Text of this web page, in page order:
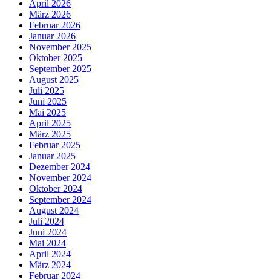
April 2026
März 2026
Februar 2026
Januar 2026
November 2025
Oktober 2025
September 2025
August 2025
Juli 2025
Juni 2025
Mai 2025
April 2025
März 2025
Februar 2025
Januar 2025
Dezember 2024
November 2024
Oktober 2024
September 2024
August 2024
Juli 2024
Juni 2024
Mai 2024
April 2024
März 2024
Februar 2024